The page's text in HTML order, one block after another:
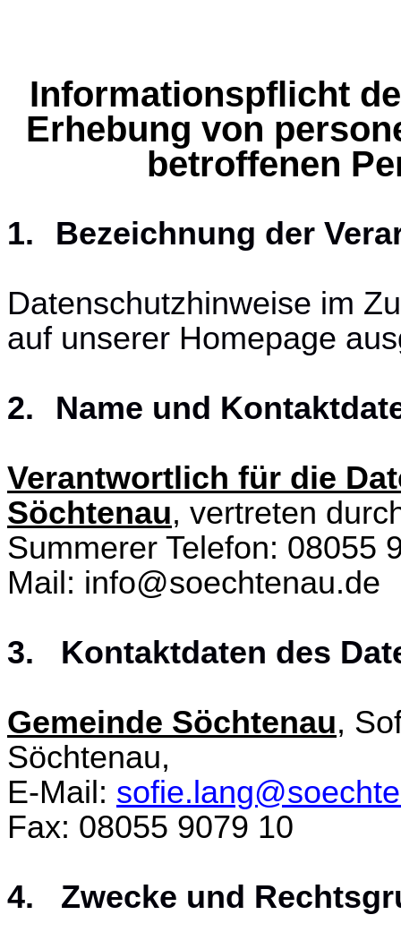
Informationspflicht
Erhebung von
betroffenen
1.
Bezeichnung der
Datenschutzhinweise im
auf unserer Homepage
2.
Name und
Verantwortlich für die
Söchtenau, vertreten
Summerer Telefon: 08055
Mail: info@soechtenau.de
3. Kontaktdaten des
Gemeinde Söchtenau,
Söchtenau,
E-Mail:
Fax: 08055 9079 10
4. Zwecke und